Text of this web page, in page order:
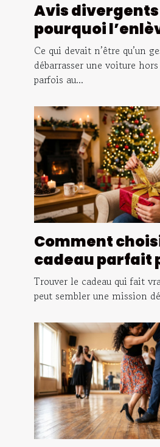
Avis divergents
pourquoi
suscite le débat
Ce qui devait n’être qu’un
débarrasser une voiture hors
parfois au...
Comment
cadeau parfait
surprendre vos
Trouver le cadeau qui fait
peut sembler une mission